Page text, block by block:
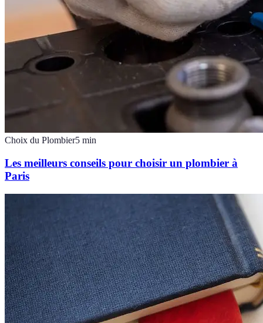
Choix du Plombier5 min
Les meilleurs conseils pour choisir un plombier à
Paris